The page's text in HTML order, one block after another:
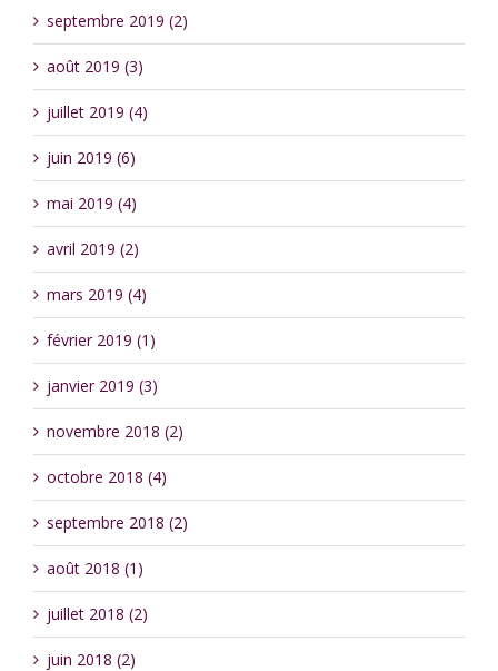
septembre 2019 (2)
août 2019 (3)
juillet 2019 (4)
juin 2019 (6)
mai 2019 (4)
avril 2019 (2)
mars 2019 (4)
février 2019 (1)
janvier 2019 (3)
novembre 2018 (2)
octobre 2018 (4)
septembre 2018 (2)
août 2018 (1)
juillet 2018 (2)
juin 2018 (2)